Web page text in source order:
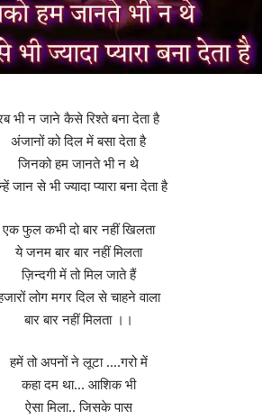
भी न जाने कैसे रिश्ते बना देता है
अंजानों को दिल में बसा देता है
जिनको हम जानते भी न थे
जान से भी ज्यादा प्यारा बना देता है
एक फुल कभी दो बार नहीं खिलता
ये जनम बार बार नहीं मिलता
ज़िन्दगी में तो मिल जाते हैं
लोग मगर दिल से चाहने वाला
बार बार नहीं मिलता ।।
हमें तो अपनों ने लूटा ….गरो में
कहा दम था… आशिक भी
ऐसा मिला.. जिसके पास